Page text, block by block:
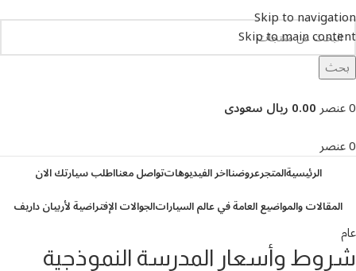
Skip to navigation
Skip to main content
بحث
0عنصر0.00 ريال سعودى
0عنصر
الرئيسيةالمتجرعروضنااخر الفيديوهاتتواصل معنااطلب سيارتك الان
المقالات والمواضيع العامة في عالم السياراتالجوالات الإفتراضية لأربيان داريف
عام
شروط وأسعار المدرسة النموذجية